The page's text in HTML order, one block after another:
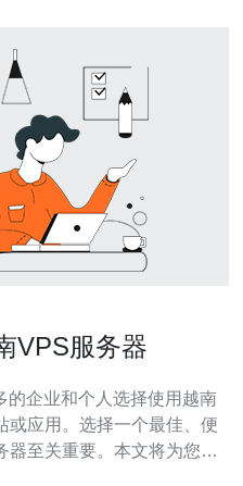
VPS服务器
的企业和个人选择使用越南
或应用。选择一个最佳、便
器至关重要。本文将为您提